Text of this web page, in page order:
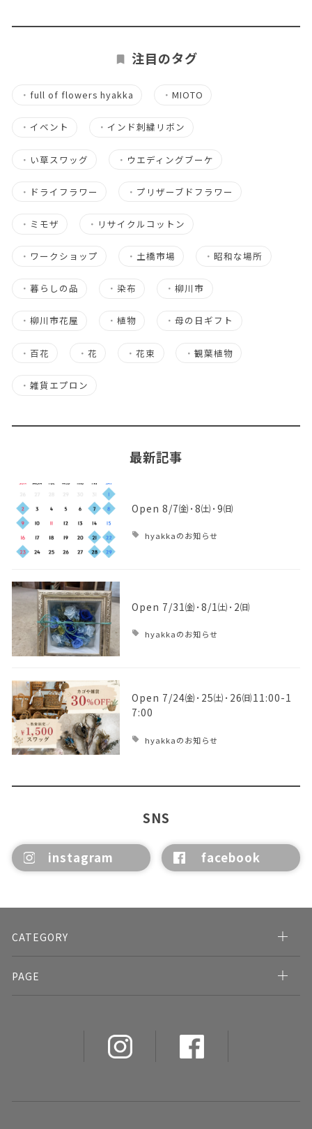
注目のタグ
・ full of flowers hyakka ・MIOTO
・ イベント ・ インド刺繍リボン
・ い草スワッグ ・ ウエディングブーケ
・ ドライフラワー ・ プリザーブドフラワー
・ ミモザ ・ リサイクルコットン
・ ワークショップ ・ 土橋市場 ・昭和な場所
・ 暮らしの品 ・ 染布 ・柳川市
・ 柳川市花屋 ・植物 ・母の日ギフト
・ 百花 ・花 ・花束 ・ 観葉植物
・ 雑貨エプロン
最新記事
Open 8/7㈮･8㈯･9㈰
hyakkaのお知らせ
Open 7/31㈮･8/1㈯･2㈰
hyakkaのお知らせ
Open 7/24㈮･25㈯･26㈰11:00-1
7:00
hyakkaのお知らせ
SNS
instagram facebook
CATEGORY
PAGE